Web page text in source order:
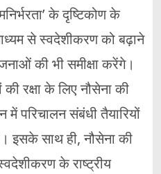
के दृष्टिकोण के
से स्वदेशीकरण को बढ़ाने
की भी समीक्षा करेंगे।
रक्षा के लिए नौसेना की
परिचालन संबंधी तैयारियों
इसके साथ ही, नौसेना की
स्वदेशीकरण के राष्ट्रीय